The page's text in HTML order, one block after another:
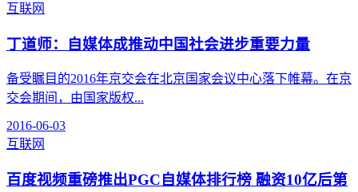
互联网
丁道师：自媒体成推动中国社会进步重要力量
备受瞩目的2016年京交会在北京国家会议中心落下帷幕。在京
交会期间，由国家版权...
2016-06-03
互联网
百度视频重磅推出PGC自媒体排行榜 融资10亿后第